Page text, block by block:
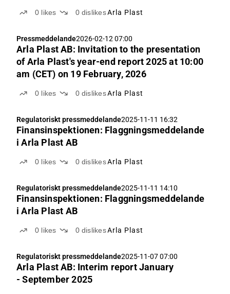
0 likes 0 dislikesArla Plast
Pressmeddelande2026-02-12 07:00
Arla Plast AB: Invitation to the presentation
of Arla Plast's year-end report 2025 at 10:00
am (CET) on 19 February, 2026
0 likes 0 dislikesArla Plast
Regulatoriskt pressmeddelande2025-11-11 16:32
Finansinspektionen: Flaggningsmeddelande
i Arla Plast AB
0 likes 0 dislikesArla Plast
Regulatoriskt pressmeddelande2025-11-11 14:10
Finansinspektionen: Flaggningsmeddelande
i Arla Plast AB
0 likes 0 dislikesArla Plast
Regulatoriskt pressmeddelande2025-11-07 07:00
Arla Plast AB: Interim report January
- September 2025